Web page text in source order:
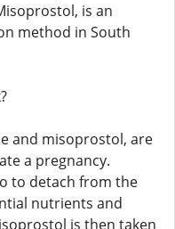
is an
method in South
and misoprostol, are
a pregnancy.
to detach from the
nutrients and
is then taken